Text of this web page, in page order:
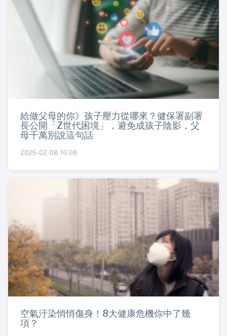
給做父母的你》孩子壓力從哪來？健保署副署
長公開「Z世代困境」，避免成孩子陰影，父
母千萬別說這句話
2025-02-08 16:08
空氣汙染悄悄傷身！8大健康危機你中了幾
項？